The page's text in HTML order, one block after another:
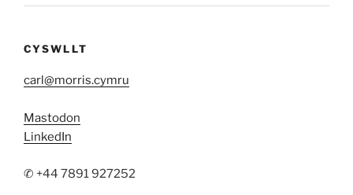
CYSWLLT
carl@morris.cymru
Mastodon
LinkedIn
✆ +44 7891 927252